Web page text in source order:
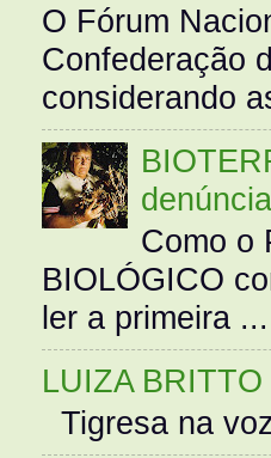
O Fórum
Confederação
considerando
Como o
BIOLÓGICO
ler a primeira ...
LUIZA
Tigresa na